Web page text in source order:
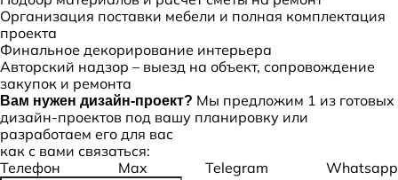
Организация поставки мебели и полная комплектация
проекта
Финальное декорирование интерьера
Авторский надзор – выезд на объект, сопровождение
закупок и ремонта
Вам нужен дизайн-проект? Мы предложим 1 из готовых
дизайн-проектов под вашу планировку или
разработаем его для вас
как с вами связаться:
Телефон
Max Telegram
Whatsapp